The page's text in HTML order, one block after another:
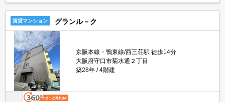
賃貸マンション グランル－ク
京阪本線・鴨東線/西三荘駅 徒歩14分
大阪府守口市菊水通２丁目
築28年
4階建